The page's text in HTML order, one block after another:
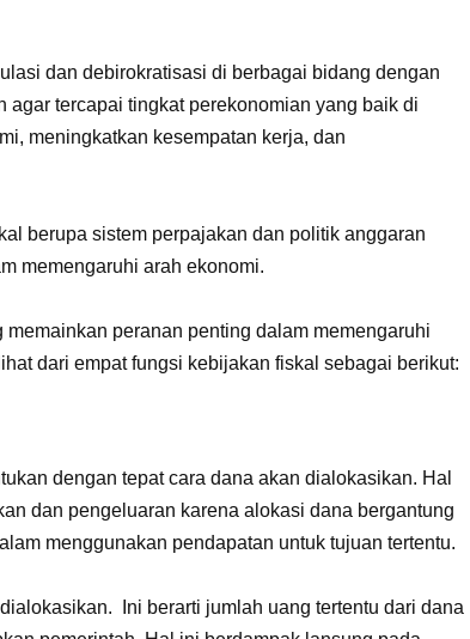
dan debirokratisasi di berbagai bidang dengan
tercapai tingkat perekonomian yang baik di
meningkatkan kesempatan kerja, dan
berupa sistem perpajakan dan politik anggaran
memengaruhi arah ekonomi.
peranan penting dalam memengaruhi
dari empat fungsi kebijakan fiskal sebagai berikut:
dengan tepat cara dana akan dialokasikan. Hal
dan pengeluaran karena alokasi dana bergantung
menggunakan pendapatan untuk tujuan tertentu.
Ini berarti jumlah uang tertentu dari dana